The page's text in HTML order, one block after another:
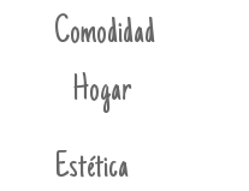
Comodidad
Hogar
Estética